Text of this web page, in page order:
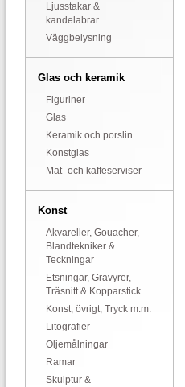
Ljusstakar &
kandelabrar
Väggbelysning
Glas och keramik
Figuriner
Glas
Keramik och porslin
Konstglas
Mat- och kaffeserviser
Konst
Akvareller, Gouacher,
Blandtekniker &
Teckningar
Etsningar, Gravyrer,
Träsnitt & Kopparstick
Konst, övrigt, Tryck m.m.
Litografier
Oljemålningar
Ramar
Skulptur &